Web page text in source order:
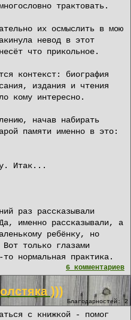
трактовать.
их осмыслить в мою
невод в этот
что прикольное.
контекст: биография
издания и чтения
кому интересно.
начав набирать
памяти именно в это:
Итак...
раз рассказывали
именно рассказывали, а
ребёнку, но
Вот только глазами
нормальная практика.
6 комментариев
)))
Благодарностей: 2
с книжкой - помог